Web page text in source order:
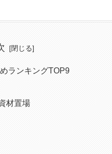
ランキングTOP9
材置場